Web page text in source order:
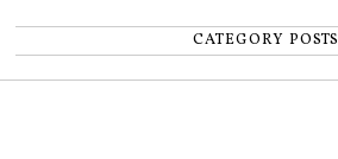
CATEGORY POSTS